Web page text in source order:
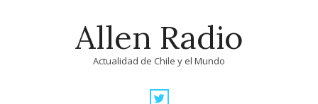
Allen Radio
Actualidad de Chile y el Mundo